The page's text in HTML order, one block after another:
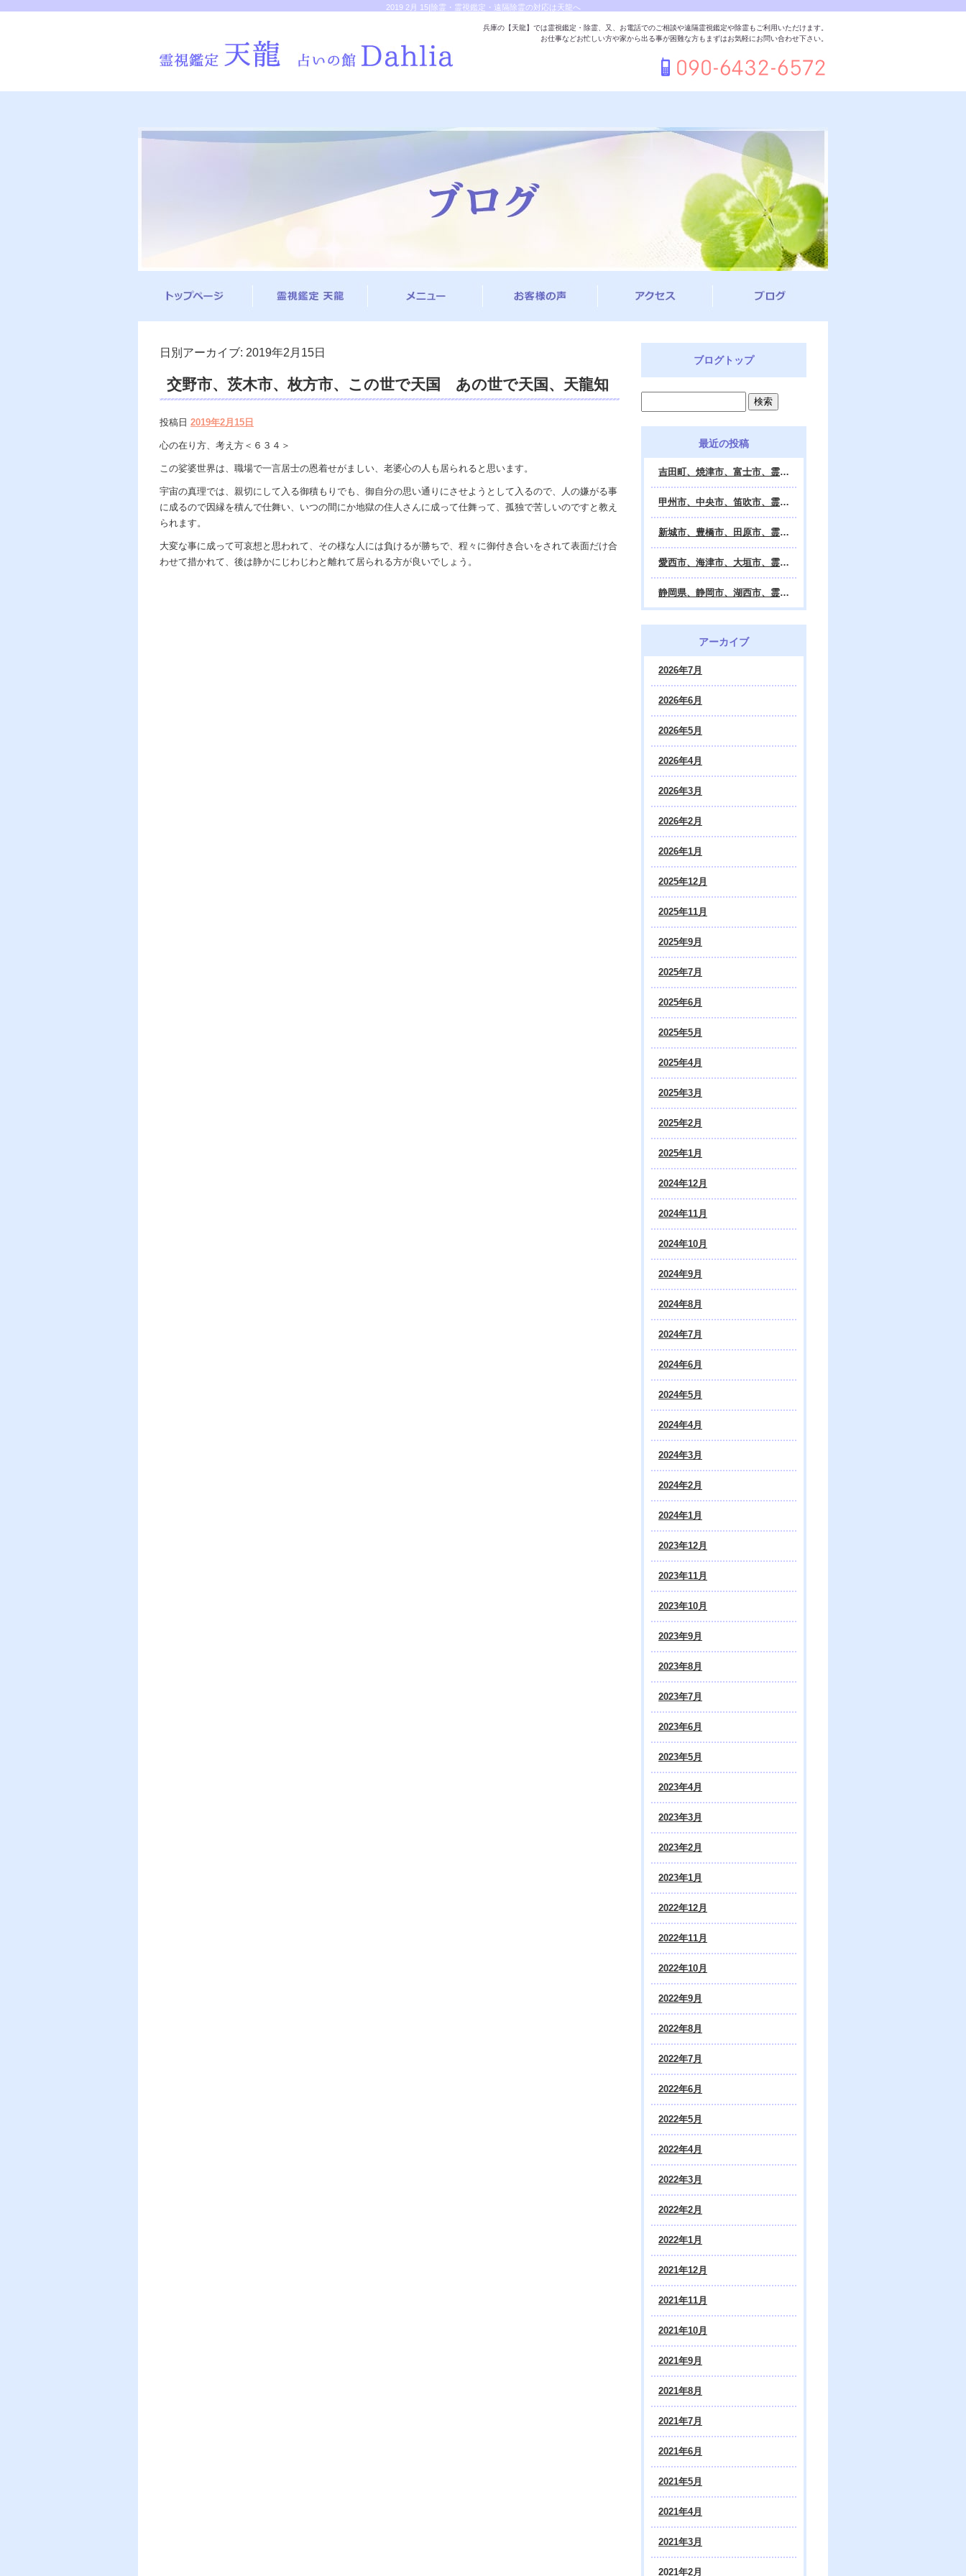
2019 2月 15|除霊・霊視鑑定・遠隔除霊の対応は天龍へ
兵庫の【天龍】では霊視鑑定・除霊、又、お電話でのご相談や遠隔霊視鑑定や除霊もご利用いただけます。
お仕事などお忙しい方や家から出る事が困難な方もまずはお気軽にお問い合わせ下さい。
日別アーカイブ: 2019年2月15日
交野市、茨木市、枚方市、この世で天国 あの世で天国、天龍知
リング。
投稿日 2019年2月15日
心の在り方、考え方＜６３４＞
この娑婆世界は、職場で一言居士の恩着せがましい、老婆心の人も居られると思います。
宇宙の真理では、親切にして入る御積もりでも、御自分の思い通りにさせようとして入るので、人の嫌がる事
に成るので因縁を積んで仕舞い、いつの間にか地獄の住人さんに成って仕舞って、孤独で苦しいのですと教え
られます。
大変な事に成って可哀想と思われて、その様な人には負けるが勝ちで、程々に御付き合いをされて表面だけ合
わせて措かれて、後は静かにじわじわと離れて居られる方が良いでしょう。
ブログトップ
最近の投稿
吉田町、焼津市、富士市、霊視鑑定 天龍・占いの館 Dahlia、対面・電話・オンライン鑑定、除霊、霊視鑑定、遠隔 除霊 口コミ、浄霊、交霊、祈祷、御祓い、四柱推命、姓名判断・九星気学・易・タロット・手相・数秘術・動物占い・姓名学・命運鑑定、開運、不安・苦痛・恐怖、悩み相談、スピリチュアルカウンセラー、ヒーリング、霊気治療、霊能力者、霊媒師、天龍知裕著、幸せを求めて、天の神様 VS 地獄の神様、宇宙の真理で未来は希望の光、この世で天国 あの世で天国、天龍知裕ブログ。
甲州市、中央市、笛吹市、霊視鑑定 天龍・占いの館 Dahlia、対面・電話・オンライン鑑定、除霊、霊視鑑定、遠隔 除霊 口コミ、浄霊、交霊、祈祷、御祓い、四柱推命、姓名判断・九星気学・易・タロット・手相・数秘術・動物占い・姓名学・命運鑑定、開運、不安・苦痛・恐怖、悩み相談、スピリチュアルカウンセラー、ヒーリング、霊気治療、霊能力者、霊媒師、天龍知裕著、幸せを求めて、天の神様 VS 地獄の神様、宇宙の真理で未来は希望の光、この世で天国 あの世で天国、天龍知裕ブログ。
新城市、豊橋市、田原市、霊視鑑定 天龍・占いの館 Dahlia、対面・電話・オンライン鑑定、除霊、霊視鑑定、遠隔 除霊 口コミ、浄霊、交霊、祈祷、御祓い、四柱推命、姓名判断・九星気学・易・タロット・手相・数秘術・動物占い・姓名学・命運鑑定、開運、不安・苦痛・恐怖、悩み相談、スピリチュアルカウンセラー、ヒーリング、霊能力者、霊媒師、天龍知裕著、幸せを求めて、天の神様 VS 地獄の神様、宇宙の真理で未来は希望の光、この世で天国 あの世で天国、天龍知裕ブログ。
愛西市、海津市、大垣市、霊視鑑定 天龍・占いの館 Dahlia、対面・電話・オンライン鑑定、遠隔 除霊 口コミ、浄霊、交霊、祈祷、御祓い、四柱推命、姓名判断・九星気学・易・タロット・手相・数秘術・動物占い・姓名学・命運鑑定、開運、不安・苦痛・恐怖、悩み相談、スピリチュアルカウンセラー、ヒーリング、霊能力者、霊媒師、天龍知裕著、幸せを求めて、天の神様 VS 地獄の神様、宇宙の真理で未来は希望の光、この世で天国 あの世で天国、天龍知裕ブログ。
静岡県、静岡市、湖西市、霊視鑑定 天龍・占いの館 Dahlia、対面・電話・オンライン鑑定、除霊、霊視鑑定、遠隔 除霊 口コミ、浄霊、交霊、祈祷、御祓い、四柱推命、姓名判断・九星気学・易・タロット・手相・数秘術・動物占い・姓名学・命運鑑定、開運、不安・苦痛・恐怖、悩み相談、スピリチュアルカウンセラー、ヒーリング、霊気治療、霊能力者、霊媒師、天龍知裕著、幸せを求めて、天の神様 VS 地獄の神様、宇宙の真理で未来は希望の光、この世で天国 あの世で天国、天龍知裕ブログ。
アーカイブ
2026年7月
2026年6月
2026年5月
2026年4月
2026年3月
2026年2月
2026年1月
2025年12月
2025年11月
2025年9月
2025年7月
2025年6月
2025年5月
2025年4月
2025年3月
2025年2月
2025年1月
2024年12月
2024年11月
2024年10月
2024年9月
2024年8月
2024年7月
2024年6月
2024年5月
2024年4月
2024年3月
2024年2月
2024年1月
2023年12月
2023年11月
2023年10月
2023年9月
2023年8月
2023年7月
2023年6月
2023年5月
2023年4月
2023年3月
2023年2月
2023年1月
2022年12月
2022年11月
2022年10月
2022年9月
2022年8月
2022年7月
2022年6月
2022年5月
2022年4月
2022年3月
2022年2月
2022年1月
2021年12月
2021年11月
2021年10月
2021年9月
2021年8月
2021年7月
2021年6月
2021年5月
2021年4月
2021年3月
2021年2月